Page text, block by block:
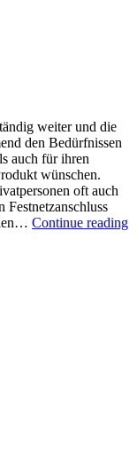
weiter und die
den Bedürfnissen
auch für ihren
wünschen.
oft auch
Festnetzanschluss
Continue reading